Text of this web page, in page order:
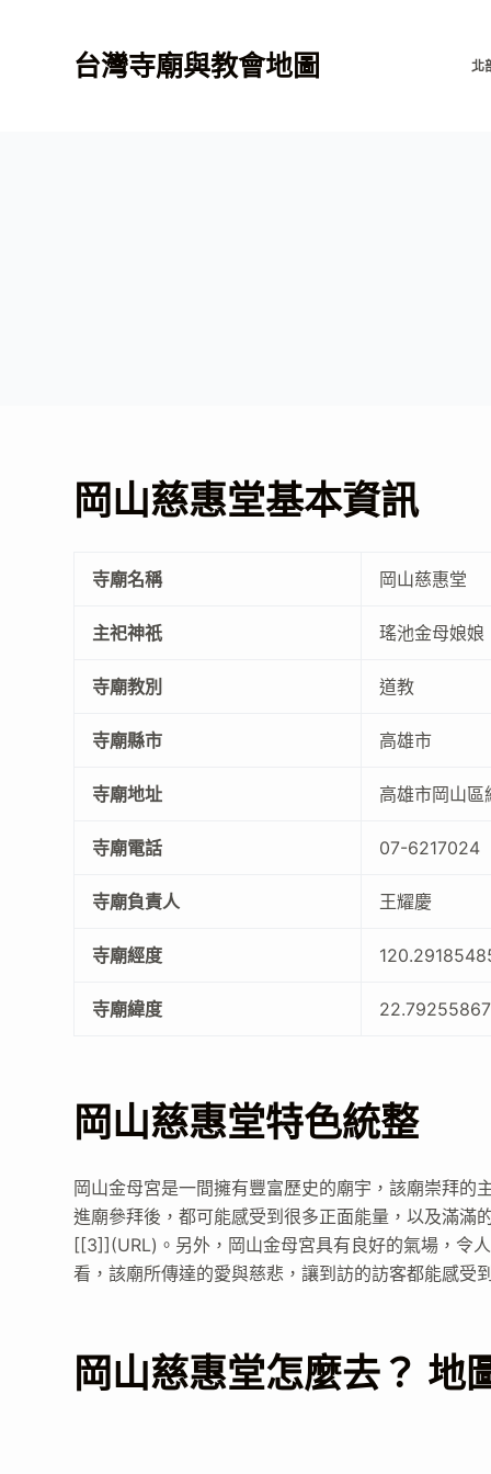
台灣寺廟與教會地圖 北
岡山慈惠堂基本資訊
寺廟名稱 岡山慈惠堂
主祀神祇 瑤池金母娘娘
寺廟教別 道教
寺廟縣市 高雄市
寺廟地址 高雄市岡山
寺廟電話 07-6217024
寺廟負責人 王耀慶
寺廟經度
寺廟緯度
岡山慈惠堂特色統整
岡山金母宮是一間擁有豐富歷史的廟宇，該廟崇拜
進廟參拜後，都可能感受到很多正面能量，以及滿滿
[[3]](URL)。另外，岡山金母宮具有良好的氣場，令
看，該廟所傳達的愛與慈悲，讓到訪的訪客都能感受
岡山慈惠堂怎麼去？ 地